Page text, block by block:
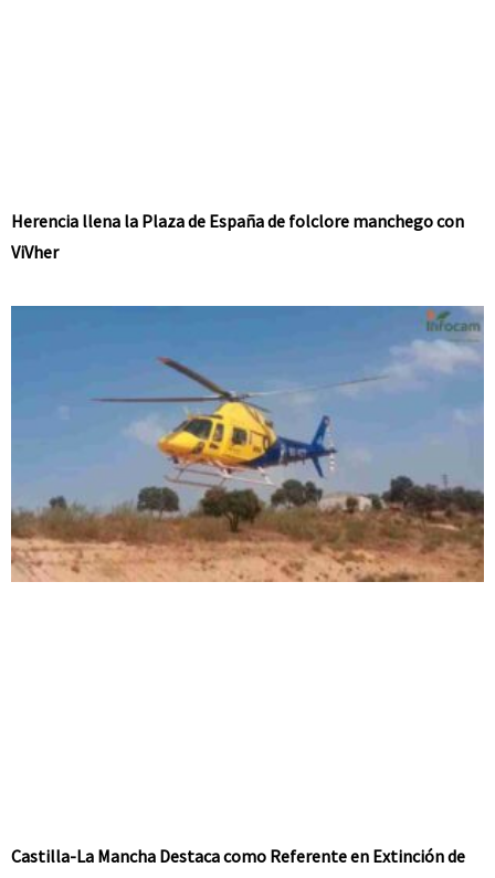
Herencia llena la Plaza de España de folclore manchego con
ViVher
Castilla-La Mancha Destaca como Referente en Extinción de